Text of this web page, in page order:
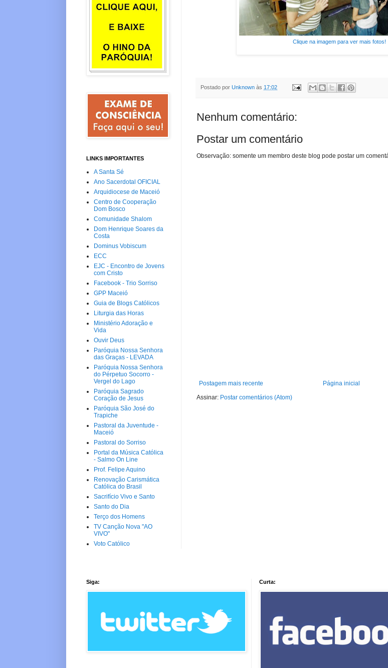
Clique na imagem para ver mais fotos!
Postado por Unknown às 17:02
Nenhum comentário:
Postar um comentário
Observação: somente um membro deste blog pode postar um
Postagem mais recente
Página inicial
Assinar: Postar comentários (Atom)
LINKS IMPORTANTES
A Santa Sé
Ano Sacerdotal OFICIAL
Arquidiocese de Maceió
Centro de Cooperação
Dom Bosco
Comunidade Shalom
Dom Henrique Soares da
Costa
Dominus Vobiscum
ECC
EJC - Encontro de Jovens
com Cristo
Facebook - Trio Sorriso
GPP Maceió
Guia de Blogs Católicos
Liturgia das Horas
Ministério Adoração e
Vida
Ouvir Deus
Paróquia Nossa Senhora
das Graças - LEVADA
Paróquia Nossa Senhora
do Pérpetuo Socorro -
Vergel do Lago
Paróquia Sagrado
Coração de Jesus
Paróquia São José do
Trapiche
Pastoral da Juventude -
Maceió
Pastoral do Sorriso
Portal da Música Católica
- Salmo On Line
Prof. Felipe Aquino
Renovação Carismática
Católica do Brasil
Sacrifício Vivo e Santo
Santo do Dia
Terço dos Homens
TV Canção Nova "AO
VIVO"
Voto Católico
Siga: Curta: